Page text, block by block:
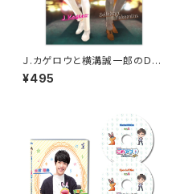
Ｊ.カゲロウと横溝誠一郎のＤＪ
クリアファイル
¥495